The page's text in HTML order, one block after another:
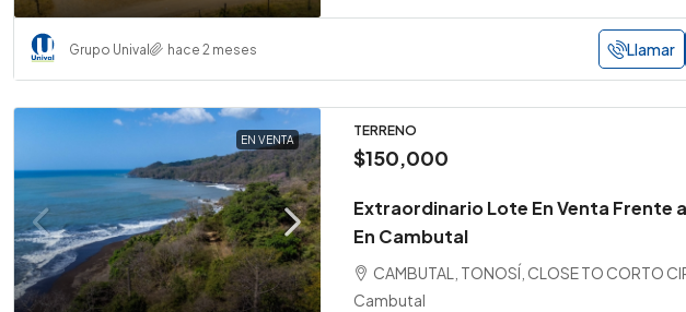
Grupo Unival hace 2 meses Llamar
EN VENTA
TERRENO
$150,000
Extraordinario Lote En Venta Frente
En Cambutal
CAMBUTAL, TONOSÍ, CLOSE TO CORTO
Cambutal